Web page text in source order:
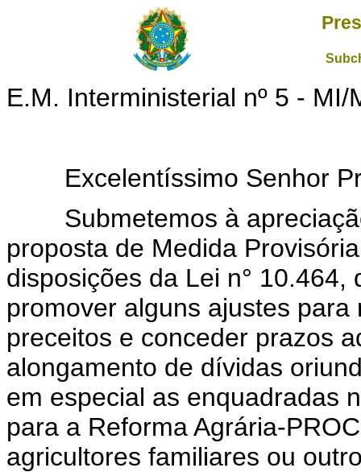
E.M. Interministerial nº 5 - MI/
Excelentíssimo Senhor
Submetemos à
proposta de Medida
disposições da Lei n°
promover alguns ajustes
preceitos e conceder prazos
alongamento de dívidas
em especial as enquadradas
para a Reforma Agrária-
agricultores familiares ou